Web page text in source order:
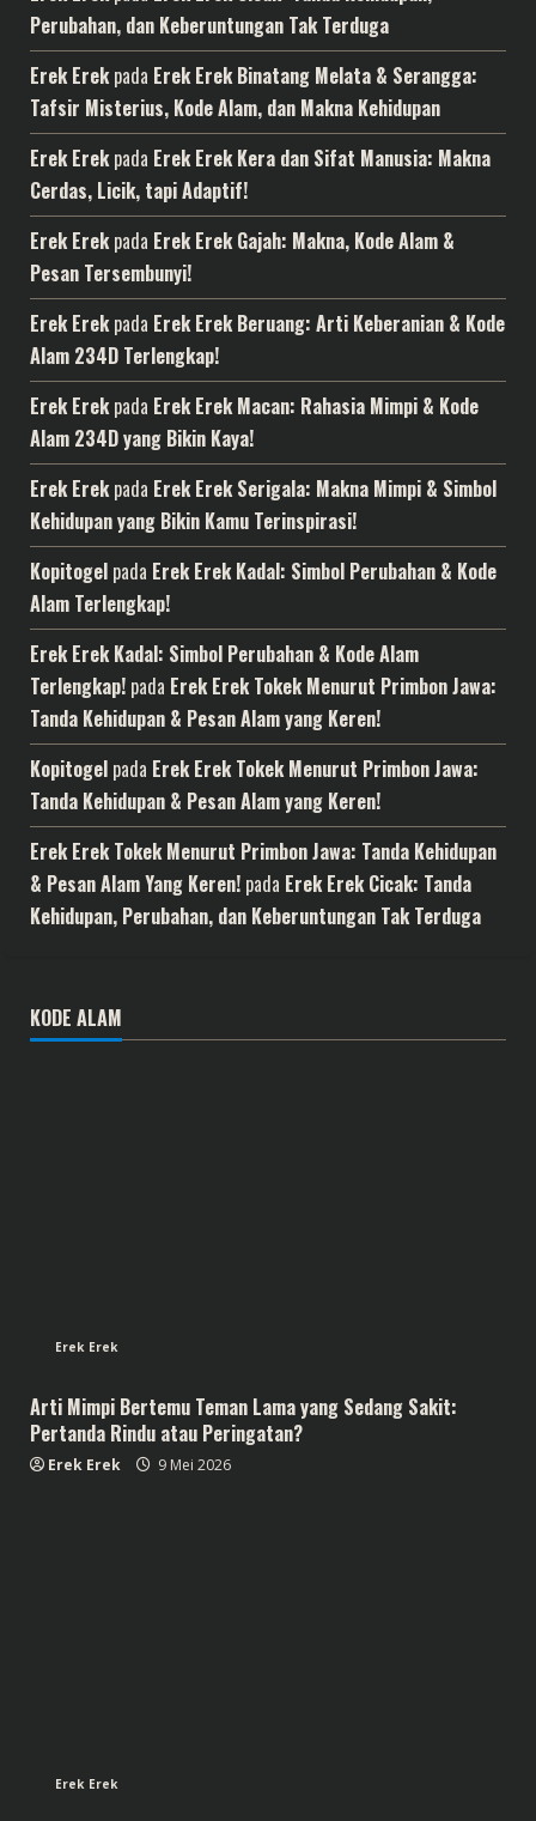
Perubahan, dan Keberuntungan Tak Terduga
Erek Erekpada Erek Erek Binatang Melata & Serangga:
Tafsir Misterius, Kode Alam, dan Makna Kehidupan
Erek Erekpada Erek Erek Kera dan Sifat Manusia: Makna
Cerdas, Licik, tapi Adaptif!
Erek Erekpada Erek Erek Gajah: Makna, Kode Alam &
Pesan Tersembunyi!
Erek Erekpada Erek Erek Beruang: Arti Keberanian & Kode
Alam 234D Terlengkap!
Erek Erekpada Erek Erek Macan: Rahasia Mimpi & Kode
Alam 234D yang Bikin Kaya!
Erek Erekpada Erek Erek Serigala: Makna Mimpi & Simbol
Kehidupan yang Bikin Kamu Terinspirasi!
Kopitogel pada Erek Erek Kadal: Simbol Perubahan & Kode
Alam Terlengkap!
Erek Erek Kadal: Simbol Perubahan & Kode Alam
Terlengkap! pada Erek Erek Tokek Menurut Primbon Jawa:
Tanda Kehidupan & Pesan Alam yang Keren!
Kopitogel pada Erek Erek Tokek Menurut Primbon Jawa:
Tanda Kehidupan & Pesan Alam yang Keren!
Erek Erek Tokek Menurut Primbon Jawa: Tanda Kehidupan
& Pesan Alam Yang Keren! pada Erek Erek Cicak: Tanda
Kehidupan, Perubahan, dan Keberuntungan Tak Terduga
KODE ALAM
Erek Erek
Arti Mimpi Bertemu Teman Lama yang Sedang Sakit:
Pertanda Rindu atau Peringatan?
Erek Erek 9 Mei 2026
Erek Erek